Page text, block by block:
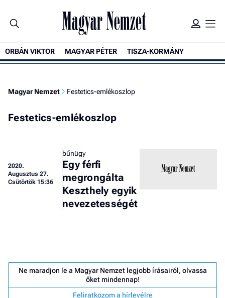
ORBÁN VIKTOR MAGYAR PÉTER TISZA-KORMÁNY
Magyar Nemzet Festetics-emlékoszlop
Festetics-emlékoszlop
2020.
Augusztus 27.
Csütörtök 15:36
bűnügy
Egy férfi
megrongálta
Keszthely egyik
nevezetességét
Ne maradjon le a Magyar Nemzet legjobb írásairól, olvassa
őket mindennap!
Feliratkozom a hírlevélre